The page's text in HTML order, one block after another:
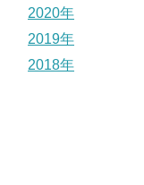
2020年
2019年
2018年